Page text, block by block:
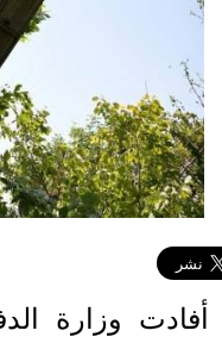
أفادت وزارة